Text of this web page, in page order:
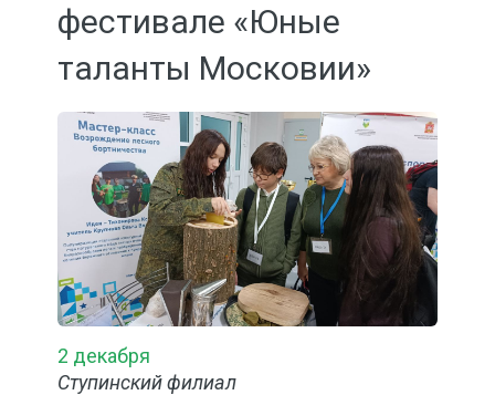
фестивале «Юные
таланты Московии»
2 декабря
Ступинский филиал